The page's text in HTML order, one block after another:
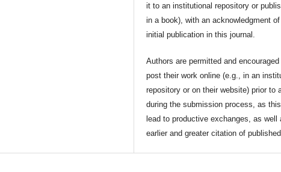
it to an institutional repository or
in a book), with an acknowledgment
initial publication in this journal.
Authors are permitted and encouraged
post their work online (e.g., in an
repository or on their website) prior to
during the submission process, as
lead to productive exchanges, as well
earlier and greater citation of published